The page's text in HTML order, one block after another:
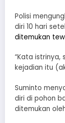
Polisi
diri 10 hari
ditemukan
“Kata istrinya,
kejadian itu
Suminto
diri di pohon
ditemukan